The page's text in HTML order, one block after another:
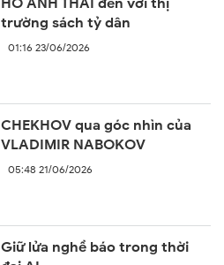
trường sách tỷ dân
01:16 23/06/2026
CHEKHOV qua góc nhìn của
VLADIMIR NABOKOV
05:48 21/06/2026
Giữ lửa nghề báo trong thời